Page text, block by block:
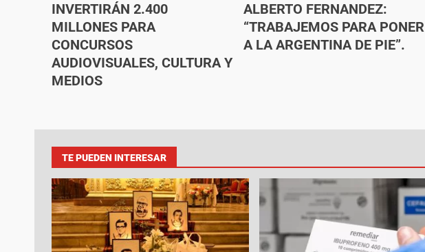
INVERTIRÁN 2.400
MILLONES PARA
CONCURSOS
AUDIOVISUALES, CULTURA Y
MEDIOS
ALBERTO FERNANDEZ:
“TRABAJEMOS PARA PONER
A LA ARGENTINA DE PIE”.
TE PUEDEN INTERESAR